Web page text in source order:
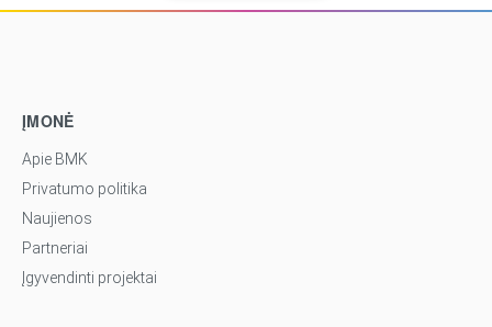
ĮMONĖ
Apie BMK
Privatumo politika
Naujienos
Partneriai
Įgyvendinti projektai